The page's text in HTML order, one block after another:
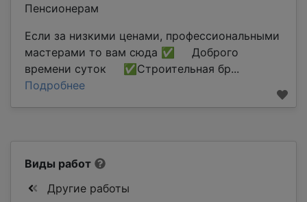
Пенсионерам
Если за низкими ценами, профессиональными
мастерами то вам сюда ✅ Доброго
времени суток ✅Строительная бр...
Подробнее
Виды работ
Другие работы